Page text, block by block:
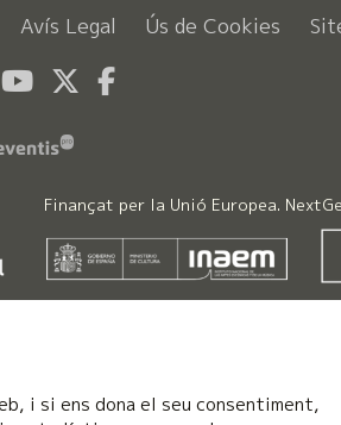
Avís Legal Ús de Cookies
a instagram
Link a youtube
Link a twitter
Link a facebook
Finançat per la Unió Europea.
i si ens dona el seu consentiment,